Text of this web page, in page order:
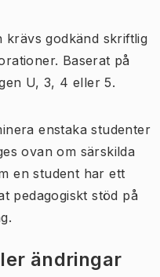
krävs godkänd skriftlig
Baserat på
U, 3, 4 eller 5.
enstaka studenter
ovan om särskilda
en student har ett
pedagogiskt stöd på
ändringar